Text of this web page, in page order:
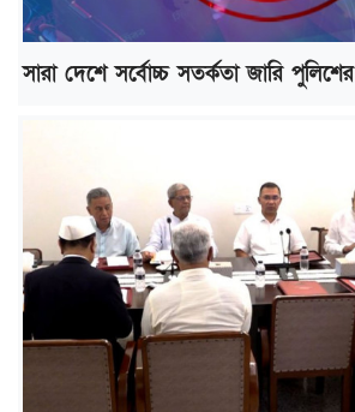
সারা দেশে সর্বোচ্চ সতর্কতা জারি পুলিশের